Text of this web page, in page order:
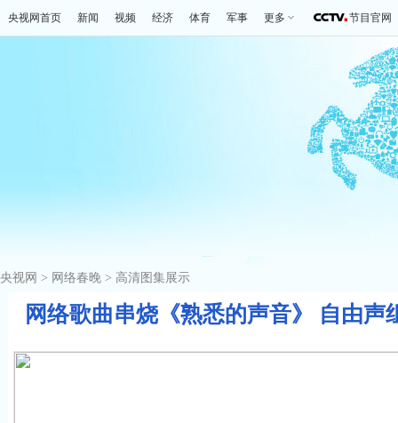
央视网首页 新闻 视频 经济 体育 军事 更多 节目官网
央视网 > 网络春晚 > 高清图集展示
网络歌曲串烧《熟悉的声音》 自由声